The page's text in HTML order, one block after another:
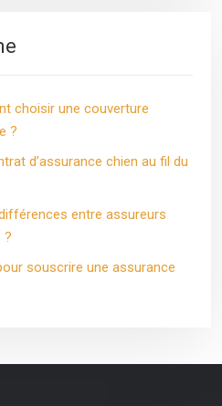
choisir une couverture
?
d’assurance chien au fil du
entre assureurs
?
souscrire une assurance